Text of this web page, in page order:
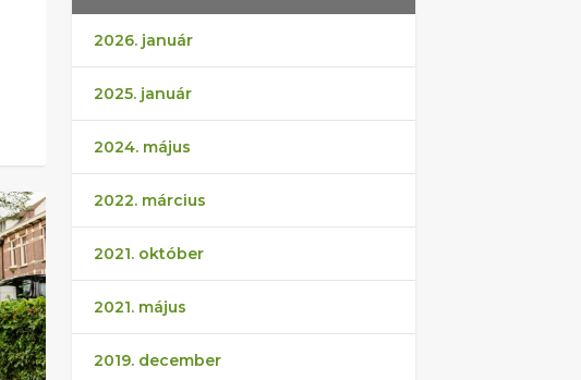
2026. január
2025. január
2024. május
2022. március
2021. október
2021. május
2019. december